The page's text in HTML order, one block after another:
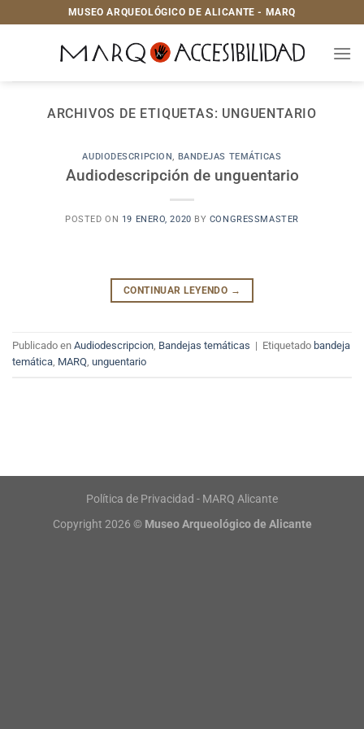
al
MUSEO ARQUEOLÓGICO DE ALICANTE - MARQ
ARCHIVOS DE ETIQUETAS: UNGUENTARIO
AUDIODESCRIPCION, BANDEJAS TEMÁTICAS
Audiodescripción de unguentario
POSTED ON 19 ENERO, 2020 BY CONGRESSMASTER
CONTINUAR LEYENDO →
Publicado en Audiodescripcion Bandejas temáticas | Etiquetado bandeja
temática MARQ unguentario
Política de Privacidad - MARQ Alicante
Copyright 2026 © Museo Arqueológico de Alicante